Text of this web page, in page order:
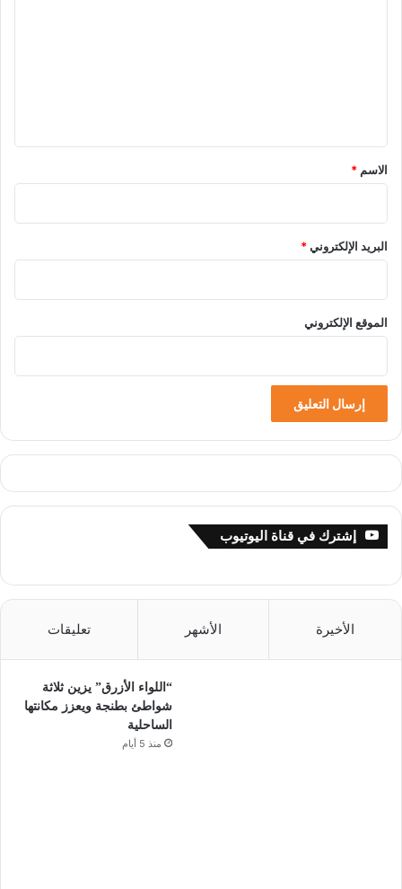
*
الاسم *
البريد الإلكتروني*
الموقع الإلكتروني
إشترك في قناة اليوتيوب
الأخيرة الأشهر تعليقات
“اللواء الأزرق” يزين ثلاثة
شواطئ بطنجة ويعزز مكانتها
الساحلية
منذ 5 أيام